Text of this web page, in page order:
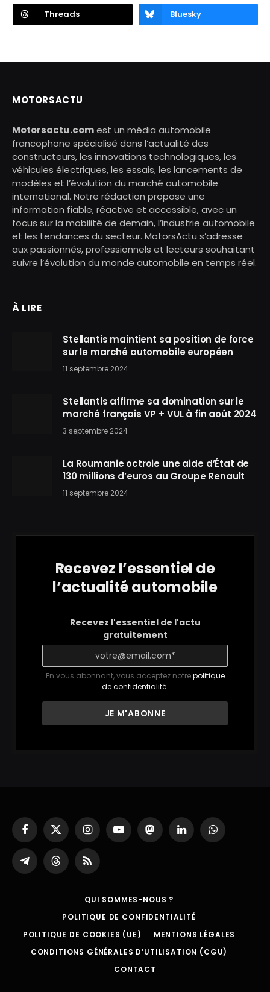
Threads Bluesky
MOTORSACTU
Motorsactu.comest un média automobile
francophone spécialisé dans l’actualité des
constructeurs, les innovations technologiques, les
véhicules électriques, les essais, les lancements de
modèles et l’évolution du marché automobile
international. Notre rédaction propose une
information fiable, réactive et accessible, avec un
focus sur la mobilité de demain, l’industrie automobile
et les tendances du secteur. MotorsActu s’adresse
aux passionnés, professionnels et lecteurs souhaitant
suivre l’évolution du monde automobile en temps réel.
À LIRE
Stellantis maintient sa position de force
sur le marché automobile européen
11 septembre 2024
Stellantis affirme sa domination sur le
marché français VP + VUL à fin août 2024
3 septembre 2024
La Roumanie octroie une aide d’État de
130 millions d’euros au Groupe Renault
11 septembre 2024
Recevez l’essentiel de
l’actualité automobile
Recevez l'essentiel de l'actu
gratuitement
En vous abonnant, vous acceptez notrepolitique
de confidentialité.
Facebook
X
(Twitter)
InstagramYouTubeMastodonLinkedInWhatsApp
Partager
sur
ThreadsRSS
QUI SOMMES-NOUS ?
POLITIQUE DE CONFIDENTIALITÉ
POLITIQUE DE COOKIES (UE)
MENTIONS LÉGALES
CONDITIONS GÉNÉRALES D’UTILISATION (CGU)
CONTACT